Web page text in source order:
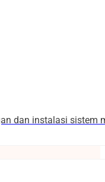
dan instalasi sistem